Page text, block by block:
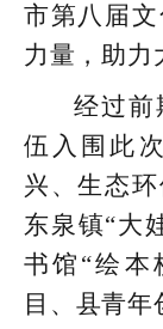
市第八届
力量，助力
经过前
伍入围此
兴、生态
东泉镇“大
书馆“绘本
目、县青年